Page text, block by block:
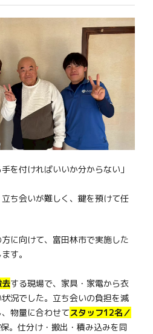
を付ければいいか分からない」
立ち会いが難しく、鍵を預けて任
に向けて、富田林市で実施した
す。
する現場で、家具・家電から衣
況でした。立ち会いの負担を減
、物量に合わせてスタッフ12名／
。仕分け・搬出・積み込みを同